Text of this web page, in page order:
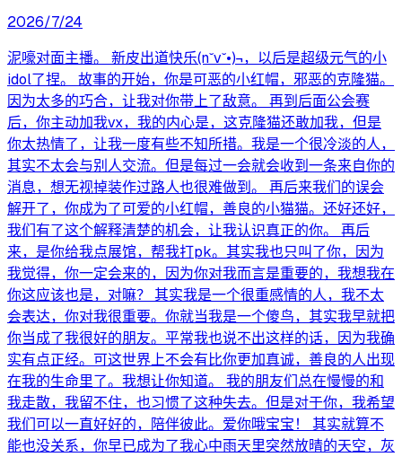
2026/7/24
泥嚎对面主播。 新皮出道快乐(n˘v˘•)¬，以后是超级元气的小
idol了捏。 故事的开始，你是可恶的小红帽，邪恶的克隆猫。
因为太多的巧合，让我对你带上了敌意。 再到后面公会赛
后，你主动加我vx，我的内心是，这克隆猫还敢加我，但是
你太热情了，让我一度有些不知所措。我是一个很冷淡的人，
其实不太会与别人交流。但是每过一会就会收到一条来自你的
消息，想无视掉装作过路人也很难做到。 再后来我们的误会
解开了，你成为了可爱的小红帽，善良的小猫猫。还好还好，
我们有了这个解释清楚的机会，让我认识真正的你。 再后
来，是你给我点展馆，帮我打pk。其实我也只叫了你，因为
我觉得，你一定会来的，因为你对我而言是重要的，我想我在
你这应该也是，对嘛？ 其实我是一个很重感情的人，我不太
会表达，你对我很重要。你就当我是一个傻鸟，其实我早就把
你当成了我很好的朋友。平常我也说不出这样的话，因为我确
实有点正经。可这世界上不会有比你更加真诚，善良的人出现
在我的生命里了。我想让你知道。 我的朋友们总在慢慢的和
我走散，我留不住，也习惯了这种失去。但是对于你，我希望
我们可以一直好好的，陪伴彼此。爱你哦宝宝！ 其实就算不
能也没关系，你早已成为了我心中雨天里突然放晴的天空，灰